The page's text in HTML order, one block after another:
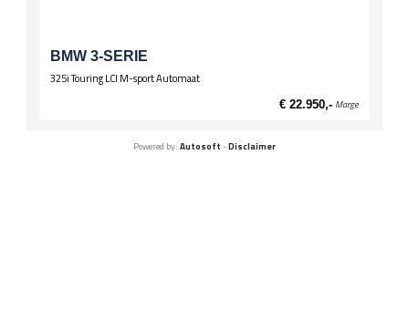
BMW 3-SERIE
325i Touring LCI M-sport Automaat
€ 22.950,- Marge
Powered by: Autosoft -Disclaimer